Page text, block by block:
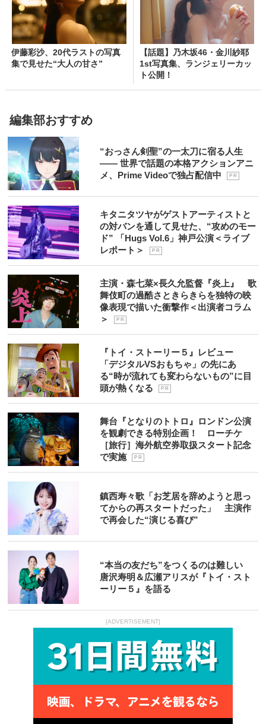
伊藤彩沙、20代ラストの写真
集で見せた“大人の甘さ”
【話題】乃木坂46・金川紗耶
1st写真集、ランジェリーカッ
ト公開！
編集部おすすめ
“おっさん剣聖”の一太刀に宿る人生
―― 世界で話題の本格アクションアニ
メ、Prime Videoで独占配信中
P R
キタニタツヤがゲストアーティストと
の対バンを通して見せた、“攻めのモー
ド” 「Hugs Vol.6」神戸公演＜ライブ
レポート＞
P R
主演・森七菜×長久允監督『炎上』 歌
舞伎町の過酷さときらきらを独特の映
像表現で描いた衝撃作＜出演者コラム
＞
P R
『トイ・ストーリー５』レビュー
「デジタルVSおもちゃ」の先にあ
る“時が流れても変わらないもの”に目
頭が熱くなる
P R
舞台『となりのトトロ』ロンドン公演
を観劇できる特別企画！ ローチケ
［旅行］海外航空券取扱スタート記念
で実施
P R
鎮西寿々歌「お芝居を辞めようと思っ
てからの再スタートだった」 主演作
で再会した“演じる喜び”
“本当の友だち”をつくるのは難しい
唐沢寿明＆広瀬アリスが『トイ・スト
ーリー５』を語る
[ADVERTISEMENT]